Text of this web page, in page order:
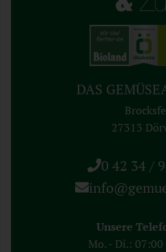
DAS
27313
0 42 34 /
Unsere
Mo. - Di.: